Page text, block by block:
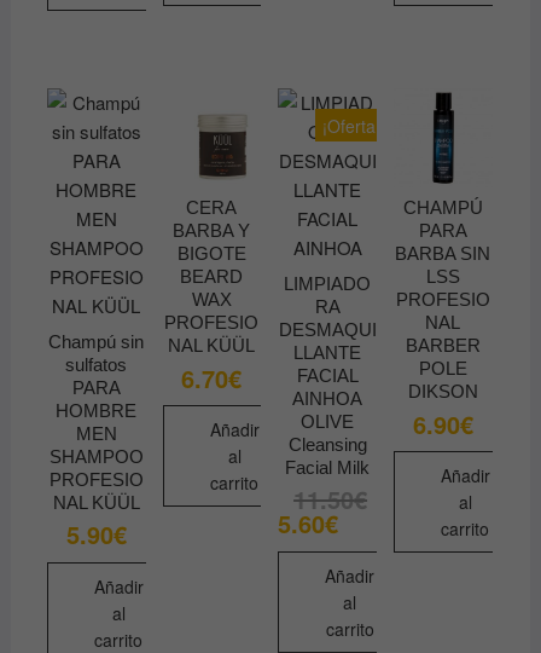
Champú sin
sulfatos
PARA
HOMBRE
MEN
SHAMPOO
PROFESIO
NAL KÜÜL
5.90€
Añadir
al
carrito
CERA
BARBA Y
BIGOTE
BEARD
WAX
PROFESIO
NAL KÜÜL
6.70€
Añadir
al
carrito
¡Oferta!
LIMPIADO
RA
DESMAQUI
LLANTE
FACIAL
AINHOA
OLIVE
Cleansing
Facial Milk
11.50€El
era:
11.50€.
5.60€
El
es:
5.60€.
Añadir
al
carrito
CHAMPÚ
PARA
BARBA SIN
LSS
PROFESIO
NAL
BARBER
POLE
DIKSON
6.90€
Añadir
al
carrito